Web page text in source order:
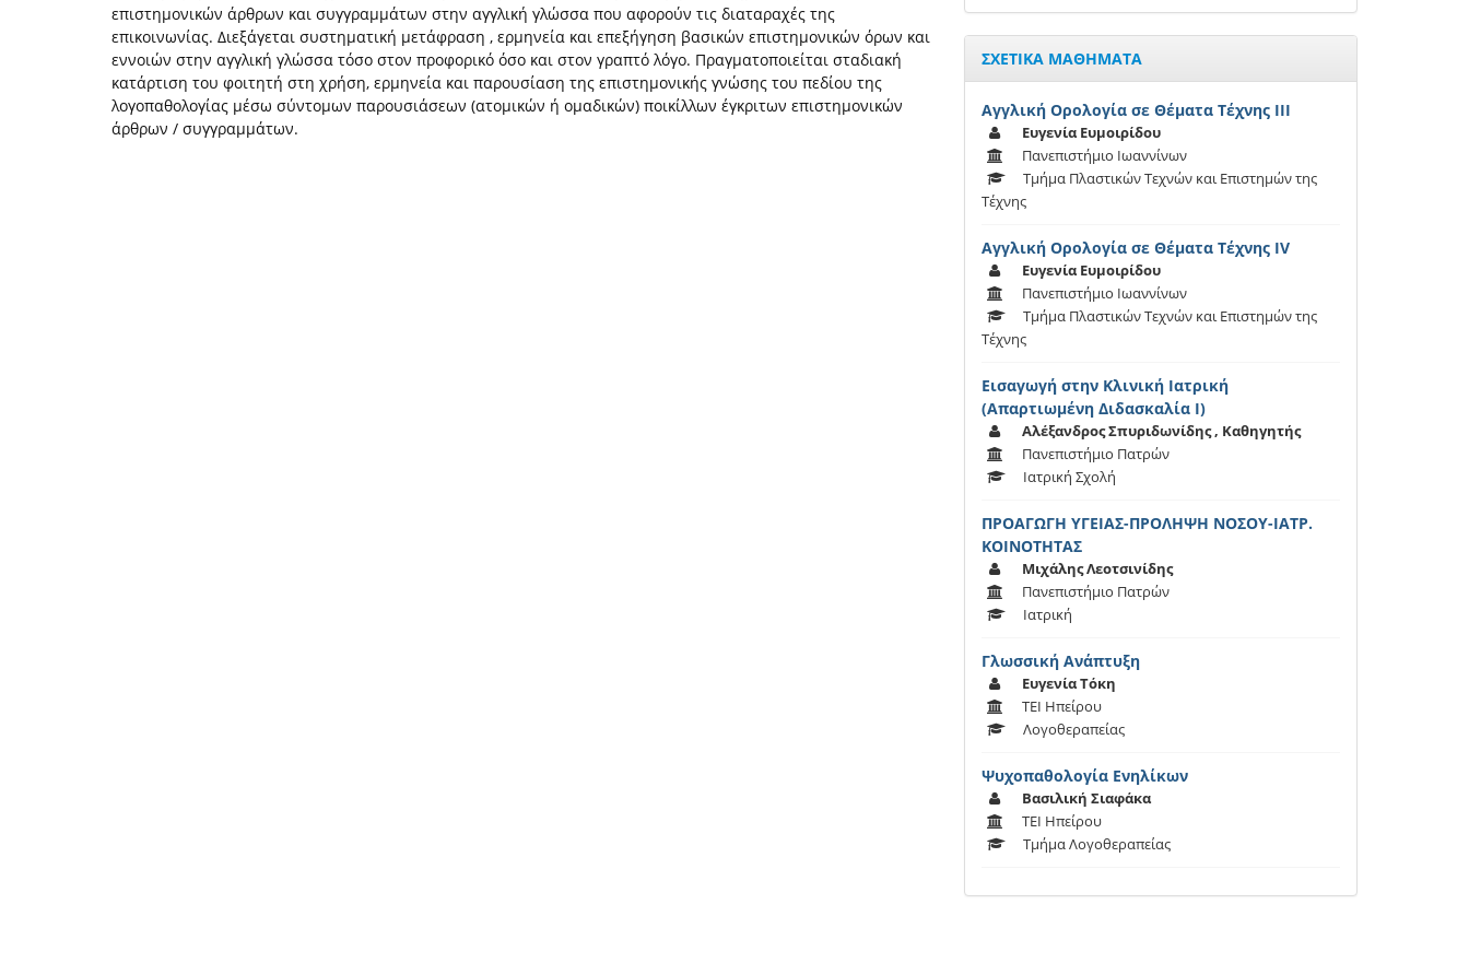
επιστημονικών άρθρων και συγγραμμάτων στην αγγλική γλώσσα που αφορούν τις διαταραχές της
επικοινωνίας. Διεξάγεται συστηματική μετάφραση , ερμηνεία και επεξήγηση βασικών επιστημονικών όρων και
εννοιών στην αγγλική γλώσσα τόσο στον προφορικό όσο και στον γραπτό λόγο. Πραγματοποιείται σταδιακή
κατάρτιση του φοιτητή στη χρήση, ερμηνεία και παρουσίαση της επιστημονικής γνώσης του πεδίου της
λογοπαθολογίας μέσω σύντομων παρουσιάσεων (ατομικών ή ομαδικών) ποικίλλων έγκριτων επιστημονικών
άρθρων / συγγραμμάτων.
ΣΧΕΤΙΚΑ ΜΑΘΗΜΑΤΑ
Αγγλική Ορολογία σε Θέματα Τέχνης ΙΙΙ
Ευγενία Ευμοιρίδου
Πανεπιστήμιο Ιωαννίνων
Τμήμα Πλαστικών Τεχνών και Επιστημών της
Τέχνης
Αγγλική Ορολογία σε Θέματα Τέχνης IV
Ευγενία Ευμοιρίδου
Πανεπιστήμιο Ιωαννίνων
Τμήμα Πλαστικών Τεχνών και Επιστημών της
Τέχνης
Εισαγωγή στην Κλινική Ιατρική
(Απαρτιωμένη Διδασκαλία Ι)
Αλέξανδρος Σπυριδωνίδης , Καθηγητής
Πανεπιστήμιο Πατρών
Ιατρική Σχολή
ΠΡΟΑΓΩΓΗ ΥΓΕΙΑΣ-ΠΡΟΛΗΨΗ ΝΟΣΟΥ-ΙΑΤΡ.
ΚΟΙΝΟΤΗΤΑΣ
Μιχάλης Λεοτσινίδης
Πανεπιστήμιο Πατρών
Ιατρική
Γλωσσική Ανάπτυξη
Ευγενία Τόκη
ΤΕΙ Ηπείρου
Λογοθεραπείας
Ψυχοπαθολογία Ενηλίκων
Βασιλική Σιαφάκα
ΤΕΙ Ηπείρου
Τμήμα Λογοθεραπείας